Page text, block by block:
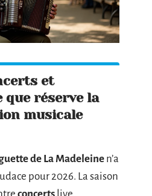
et
que réserve la
musicale
de La Madeleine n’a
pour 2026. La saison